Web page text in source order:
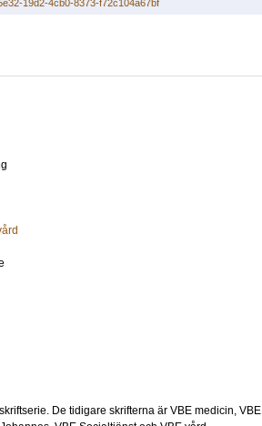
19d2-4cb0-8373-f72c104a67bf
De tidigare skrifterna är VBE medicin, VBE